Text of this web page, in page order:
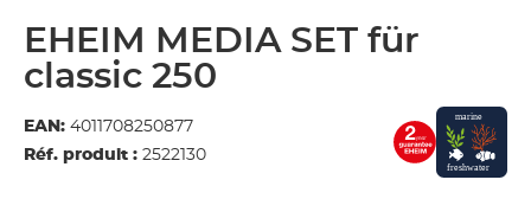
EHEIM MEDIA SET für
classic 250
EAN: 4011708250877
Réf. produit : 2522130